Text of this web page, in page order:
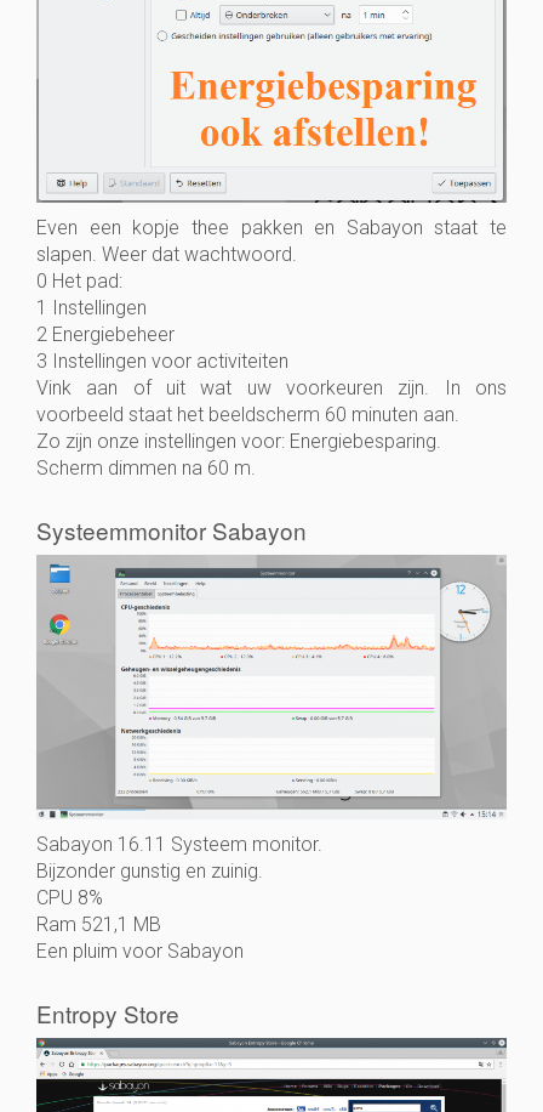
Even een kopje thee pakken en Sabayon staat te
slapen. Weer dat wachtwoord.
0 Het pad:
1 Instellingen
2 Energiebeheer
3 Instellingen voor activiteiten
Vink aan of uit wat uw voorkeuren zijn. In ons
voorbeeld staat het beeldscherm 60 minuten aan.
Zo zijn onze instellingen voor: Energiebesparing.
Scherm dimmen na 60 m.
Systeemmonitor Sabayon
Sabayon 16.11 Systeem monitor.
Bijzonder gunstig en zuinig.
CPU 8%
Ram 521,1 MB
Een pluim voor Sabayon
Entropy Store